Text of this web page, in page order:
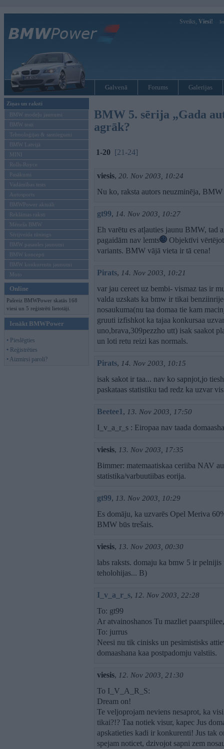
Sveiks, Viesi!
Galvenā Forums Galerijas
Ziņas un raksti
BMW modeļu jaunumi
BMW testi
Tehnoloģijas & sasniegumi
BMW Latvijā
MINI
Rolls-Royce
Pasākumi
Vadāmības tests
Autosports
BMWPower aktuāli
Reklāmas raksti
Mēneša BMW
Sērijveida tūnings
BMW pasaules jaunumi
BMW koncepti
BMW konkurentu jaunumi
Moto
Online
Pašreiz BMWPower skatās 168
viesi un 5 reģistrēti lietotāji.
Ienākt BMWPower
• Pieslēgties
• Reģistrēties
• Aizmirsi paroli?
BMW 5. sērija „Gada
agrāk?
1-20 [21-24]
viesis, 20. Nov 2003, 10:24
Nu ko, raksta autors neuzminēja,
gt99, 14. Nov 2003, 10:27
Eh varētu es atļauties jaunu BMW,
pagaidām nav lemts
Objektīvi
variants. BMW vājā vieta ir tā cena!
Pirats, 14. Nov 2003, 10:21
var jau cereet uz bembi- vismaz tas ir
valda uzskats ka bmw ir tikai
nosaukuma(nu taa domaa tie kam
gruuti izfishkot ka tajaa konkursaa
uno,brava,309pezzho utt) isak saakot
un loti retu reizi kas normals.
Pirats, 14. Nov 2003, 10:15
isak sakot ir taa... nav ko sapnjot,jo
paskataas statistiku tad redz ka uzvar
Beetee1 , 13. Nov 2003, 17:50
I_v_a_r_s : Eiropaa nav taada
viesis, 13. Nov 2003, 17:35
Bimmer: matemaatiskaa ceriiba NAV
statistika/varbuutiibas eorija.
gt99, 13. Nov 2003, 10:29
Es domāju, ka uzvarēs Opel Meriva
BMW būs trešais.
viesis, 13. Nov 2003, 00:30
labs raksts. domaju ka bmw 5 ir
teholohijas... B)
I_v_a_r_s, 12. Nov 2003, 22:28
To: gt99
Ar atvainoshanos Tu mazliet paarspiilee,
To: jurrus
Neesi nu tik cinisks un pesimistisks
domaashana kaa postpadomju valstiis.
viesis, 12. Nov 2003, 21:30
To I_V_A_R_S:
Dream on!
Te veljoprojam neviens nesaprot, ka
tikai?!? Taa notiek visur, kapec Jus
apskatieties kadi ir konkurenti! Jus tak
spejam noticet, dzivojot sapni zem